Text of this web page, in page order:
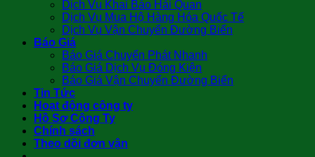
Dịch Vụ Khai Báo Hải Quan
Dịch Vụ Mua Hộ Hàng Hóa Quốc Tế
Dịch Vụ Vận Chuyển Đường Biển
Báo Giá
Báo Giá Chuyển Phát Nhanh
Báo Giá Dịch Vụ Đóng Kiện
Báo Giá Vận Chuyển Đường Biển
Tin Tức
Hoạt động công ty
Hồ Sơ Công Ty
Chính sách
Theo dõi đơn vận